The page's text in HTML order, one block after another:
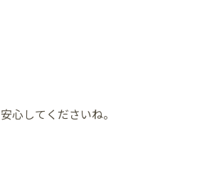
心してくださいね。